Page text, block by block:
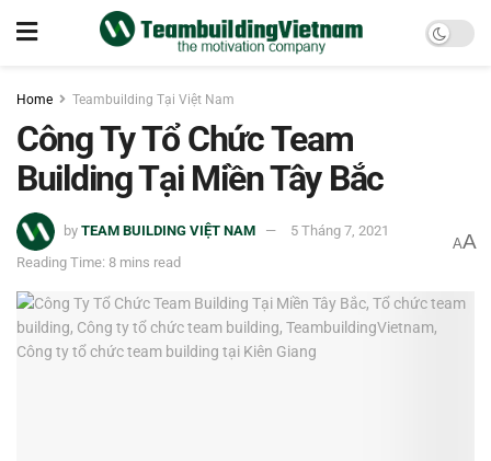
Home Teambuilding Tại Việt Nam
Công Ty Tổ Chức Team
Building Tại Miền Tây Bắc
by TEAM BUILDING VIỆT NAM
5 Tháng 7, 2021
Reading Time: 8 mins read
AA